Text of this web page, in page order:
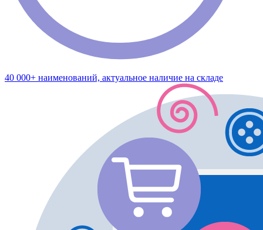
40 000+ наименований, актуальное наличие на складе